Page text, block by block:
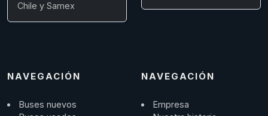
Chile y Samex
NAVEGACIÓN
Buses nuevos
NAVEGACIÓN
Empresa